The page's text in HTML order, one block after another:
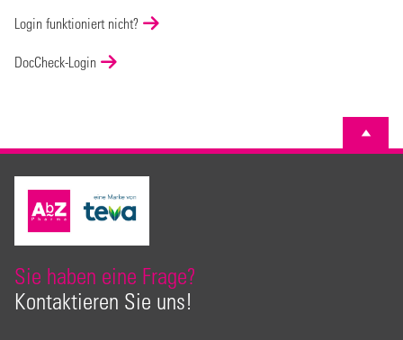
Login funktioniert nicht?
DocCheck-Login
Sie haben eine Frage?
Kontaktieren Sie uns!